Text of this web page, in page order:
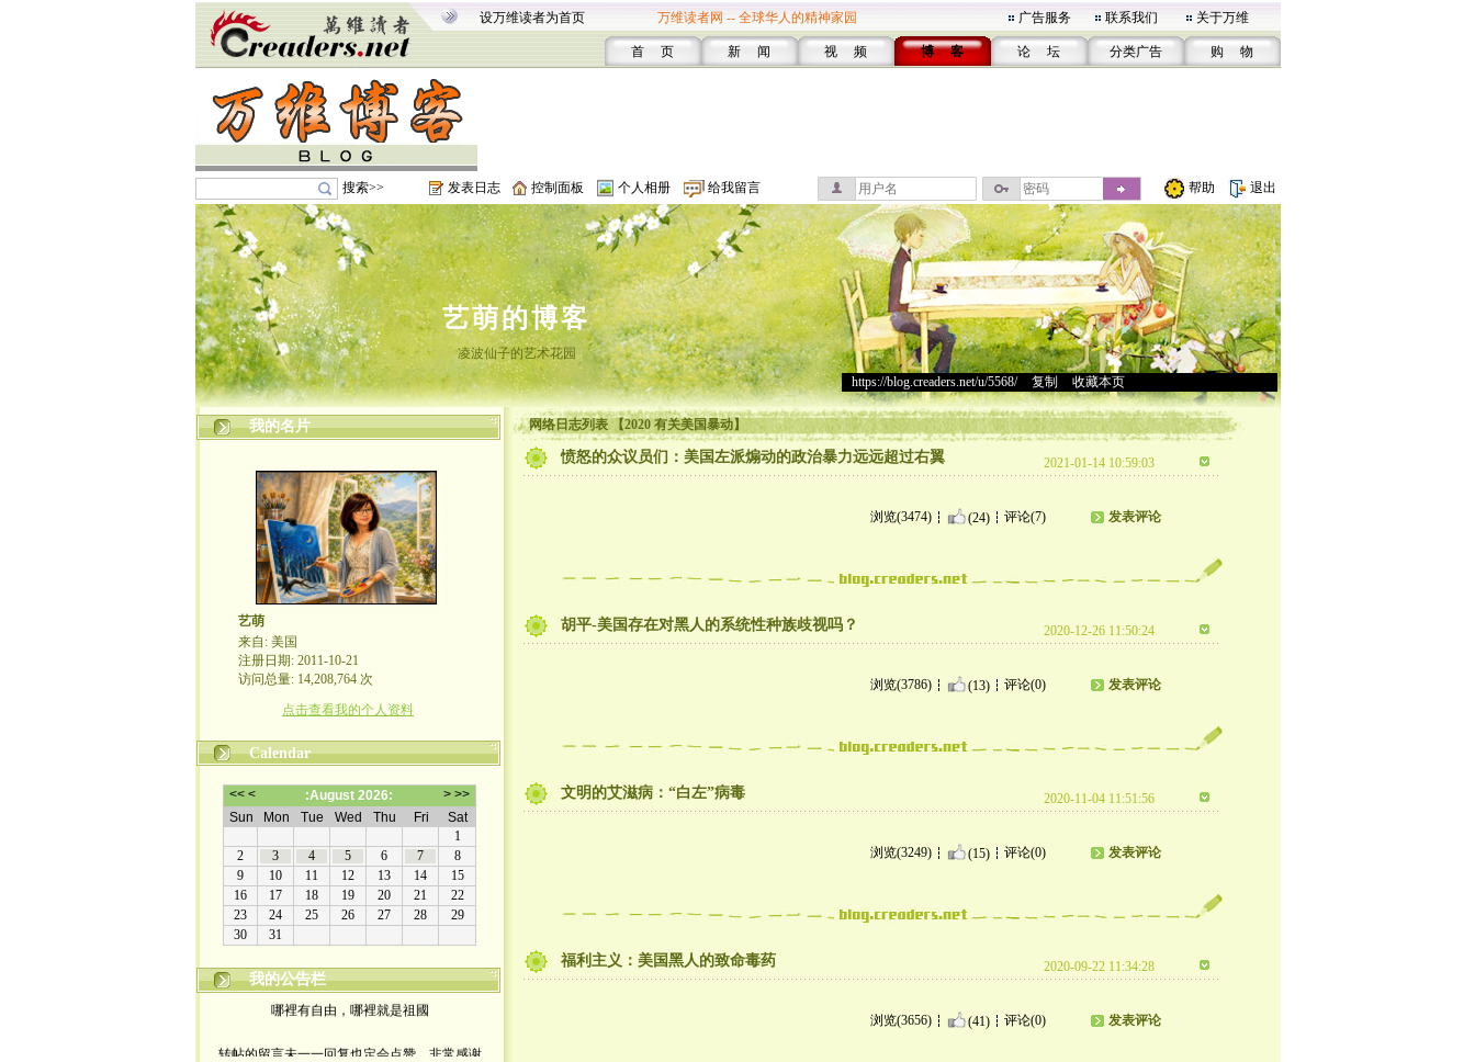
设万维读者为首页 万维读者网 -- 全球华人的精神家园 广告服务 联系我们 关于万维
首 页 新 闻 视 频 博 客 论 坛 分类广告 购 物
搜索>> 发表日志 控制面板 个人相册 给我留言 帮助 退出
艺萌的博客
凌波仙子的艺术花园
https://blog.creaders.net/u/5568/> 复制 收藏本页
我的名片
艺萌
来自: 美国
注册日期: 2011-10-21
访问总量: 14,208,764 次
点击查看我的个人资料
Calendar
我的公告栏
哪裡有自由，哪裡就是祖國
网络日志列表 【2020 有关美国暴动】
愤怒的众议员们：美国左派煽动的政治暴力远远超过右翼 2021-01-14 10:59:03
浏览(3474) (24) 评论(7) 发表评论
胡平-美国存在对黑人的系统性种族歧视吗？ 2020-12-26 11:50:24
浏览(3786) (13) 评论(0) 发表评论
文明的艾滋病：“白左”病毒 2020-11-04 11:51:56
浏览(3249) (15) 评论(0) 发表评论
福利主义：美国黑人的致命毒药 2020-09-22 11:34:28
浏览(3656) (41) 评论(0) 发表评论